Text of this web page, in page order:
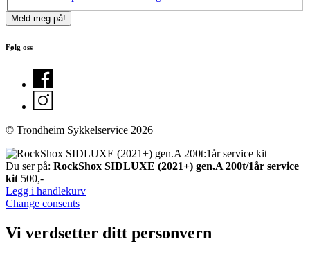
Følg oss
© Trondheim Sykkelservice 2026
Du ser på: RockShox SIDLUXE (2021+) gen.A 200t/1år service
kit 500,-
Legg i handlekurv
Change consents
Vi verdsetter ditt personvern